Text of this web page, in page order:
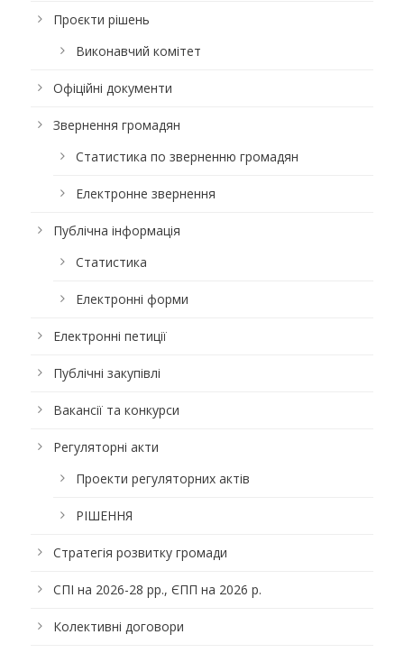
Проєкти рішень
Виконавчий комітет
Офіційні документи
Звернення громадян
Статистика по зверненню громадян
Електронне звернення
Публічна інформація
Статистика
Електронні форми
Електронні петиції
Публічні закупівлі
Вакансії та конкурси
Регуляторні акти
Проекти регуляторних актів
РІШЕННЯ
Стратегія розвитку громади
СПІ на 2026-28 рр., ЄПП на 2026 р.
Колективні договори